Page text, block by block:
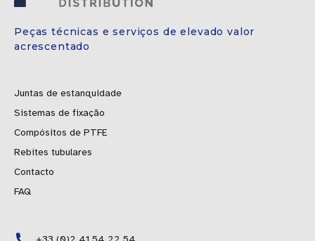
Peças técnicas e serviços de elevado valor
acrescentado
Juntas de estanquidade
Sistemas de fixação
Compósitos de PTFE
Rebites tubulares
Contacto
FAQ